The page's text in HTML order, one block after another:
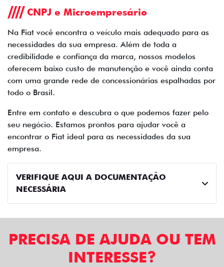
CNPJ e Microempresário
Na Fiat você encontra o veículo mais adequado para as
necessidades da sua empresa. Além de toda a
credibilidade e confiança da marca, nossos modelos
oferecem baixo custo de manutenção e você ainda conta
com uma grande rede de concessionárias espalhadas por
todo o Brasil.
Entre em contato e descubra o que podemos fazer pelo
seu negócio. Estamos prontos para ajudar você a
encontrar o Fiat ideal para as necessidades da sua
empresa.
VERIFIQUE AQUI A DOCUMENTAÇÃO
NECESSÁRIA
PRECISA DE AJUDA OU TEM
INTERESSE?